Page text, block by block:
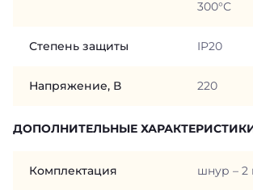
300°С
Степень защиты IP20
Напряжение, В 220
ДОПОЛНИТЕЛЬНЫЕ
Комплектация шнур – 2